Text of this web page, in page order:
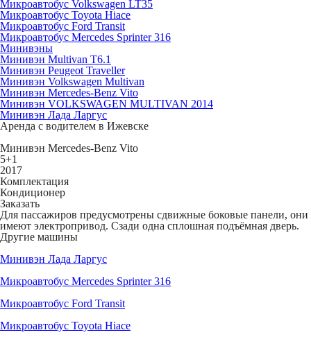
Микроавтобус Volkswagen LT35
Микроавтобус Toyota Hiace
Микроавтобус Ford Transit
Микроавтобус Mercedes Sprinter 316
Минивэны
Минивэн Multivan Т6.1
Минивэн Peugeot Traveller
Минивэн Volkswagen Multivan
Минивэн Mercedes-Benz Vito
Минивэн VOLKSWAGEN MULTIVAN 2014
Минивэн Лада Ларгус
Аренда с водителем в Ижевске
Минивэн Mercedes-Benz Vito
5+1
2017
Комплектация
Кондиционер
Заказать
Для пассажиров предусмотрены сдвижные боковые панели, они
имеют электропривод. Сзади одна сплошная подъёмная дверь.
Другие машины
Минивэн Лада Ларгус
Микроавтобус Mercedes Sprinter 316
Микроавтобус Ford Transit
Микроавтобус Toyota Hiace